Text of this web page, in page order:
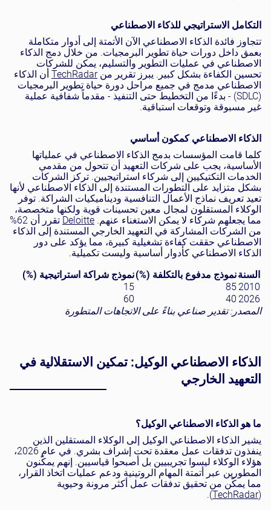
التكامل الاستراتيجي للذكاء الاصطناعي
تتجاوز فائدة الذكاء الاصطناعي الآن الأتمتة إلى أدوار متكاملة
بعمق داخل دورات حياة تطوير البرمجيات. من خلال دمج الذكاء
الاصطناعي في عمليات التطوير والتسليم، يمكن للشركات
تحسين الكفاءة بشكل كبير. يبرز تقرير منTechRadar أن الذكاء
الاصطناعي مدمج في جميع مراحل دورة حياة تطوير البرمجيات
(SDLC) - بدءًا من التخطيط حتى التنفيذ - مقدماً شفافية عملية
غير مسبوقة وتوقعات استباقية.
الذكاء الاصطناعي كمكون أساسي
كلما قامت المؤسسات بدمج الذكاء الاصطناعي في عملياتها
الأساسية، يجب على شركات التعهيد أن تتحول من مقدمي
الخدمات التكتيكيين إلى شركاء استراتيجيين. تركز الشركات
بشكل متزايد على التطورات المستندة إلى الذكاء الاصطناعي لأنها
تعيد تعريف نماذج الأعمال التنافسية وديناميكيات الشراكة. توفر
الوكلاء المستقلون لمجال معين تحسينات قوية ولكنها متخصصة،
مما يجعلهم شركاء لا يمكن الاستغناء عنهم. Deloitte
تقرر أن 62%
من الشركات المشاركة في التعهيد الخارجي المستندة إلى الذكاء
الاصطناعي حققت كفاءة تشغيلية كبيرة، مما يؤكد على دور
الذكاء الاصطناعي كأدوار أساسية وليست تكميلية.
السنةنموذج مدفوع بالتكلفة (%)نموذج شراكة استراتيجية (%)
2010
85
15
2026
40
60
المصدر: تقدير صناعي بناءً على الاتجاهات المتطورة
الذكاء الاصطناعي الوكيل: تمكين الاستقلالية في
التعهيد الخارجي
ما هو الذكاء الاصطناعي الوكيل؟
يشير الذكاء الاصطناعي الوكيل إلى الوكلاء المستقلين الذين
ينفذون تدفقات عمل معقدة تحت إشراف بشري. في عام 2026،
هؤلاء الوكلاء ليسوا تجريبيين بل أصبحوا قياسيين. إنهم يمكّنون
المطورين عبر أتمتة المهام الروتينية ودعم عمليات اتخاذ القرار،
مما يمكّن من تحقيق تدفقات عمل أكثر مرونة وحيوية
(
TechRadar
).